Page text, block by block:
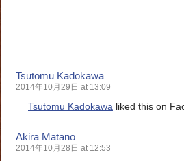
Tsutomu Kadokawa
2014年10月29日 at 13:09
Tsutomu Kadokawa liked this on
Akira Matano
2014年10月28日 at 12:53